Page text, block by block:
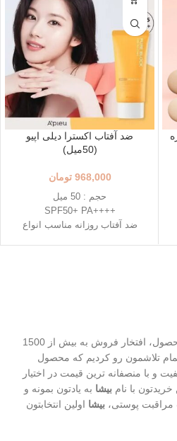
ضد آفتاب اکسترا دیلی اپیو
(50میل)
968,000 تومان
حجم : 50 میل
++++SPF50+ PA
ضد آفتاب روزانه مناسب انواع
، با بیش از800 تا محصول، افتخار فروش به بیش از 1500
تلاشمون رو کردیم که محصول
و با منصفانه ترین قیمت در اختیار
با نام بیشا به یادتون بمونه و
مراقبت پوستی، بیشا اولین انتخابتون